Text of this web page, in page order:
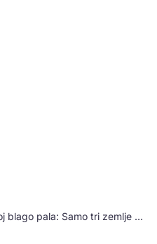
Inflacija u Hrvatskoj blago pala: Samo tri zemlje eurozone imaju višu stopu